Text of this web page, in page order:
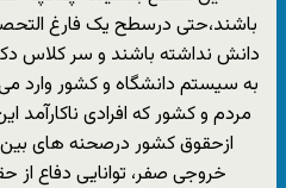
باشند،حتی درسطح یک فارغ
دانش نداشته باشند و سر کلاس
به سیستم دانشگاه و کشور وارد
مردم و کشور که افرادی ناکارآمد
ازحقوق کشور درصحنه های بین
خروجی صفر، توانایی دفاع از